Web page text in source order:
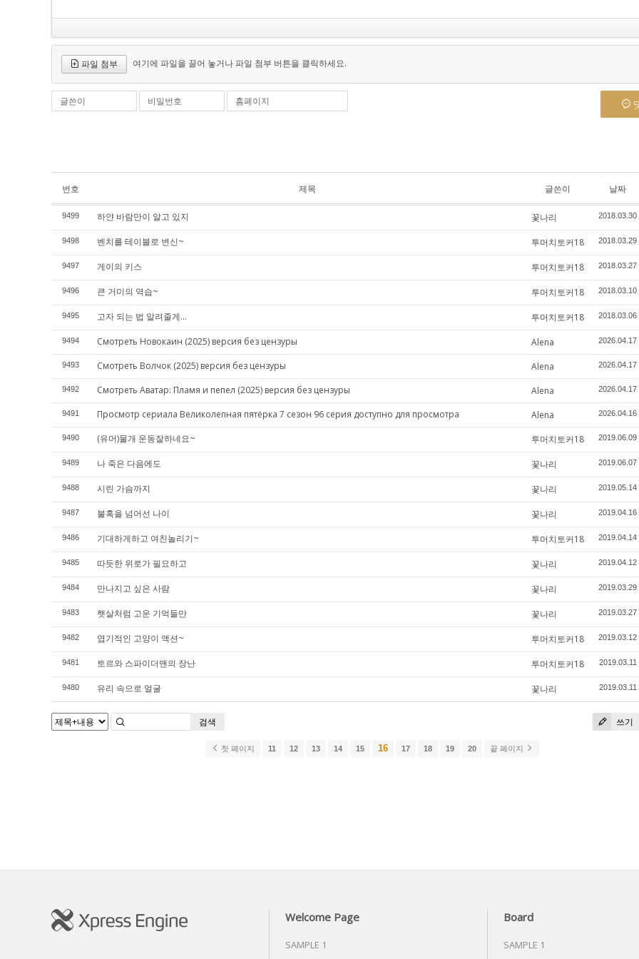
파일 첨부 여기에 파일을 끌어 놓거나 파일 첨부 버튼을 클릭하세요.
글쓴이 비밀번호 홈페이지
번호 제목 글쓴이 날짜
9499 하얀 바람만이 알고 있지 꽃나리 2018.03.30
9498 벤치를 테이블로 변신~ 투머치토커18 2018.03.29
9497 게이의 키스 투머치토커18 2018.03.27
9496 큰 거미의 역습~ 투머치토커18 2018.03.10
9495 고자 되는 법 알려줄게... 투머치토커18 2018.03.06
9494 Смотреть Новокаин (2025) версия без цензуры Alena 2026.04.17
9493 Смотреть Волчок (2025) версия без цензуры Alena 2026.04.17
9492 Смотреть Аватар: Пламя и пепел (2025) версия без цензуры Alena 2026.04.17
9491 Просмотр сериала Великолепная пятёрка 7 сезон 96 серия доступно для просмотра Alena 2026.04.16
9490 (유머)물개 운동잘하네요~ 투머치토커18 2019.06.09
9489 나 죽은 다음에도 꽃나리 2019.06.07
9488 시린 가슴까지 꽃나리 2019.05.14
9487 불혹을 넘어선 나이 꽃나리 2019.04.16
9486 기대하게하고 여친놀리기~ 투머치토커18 2019.04.14
9485 따듯한 위로가 필요하고 꽃나리 2019.04.12
9484 만나지고 싶은 사람 꽃나리 2019.03.29
9483 햇살처럼 고운 기억들만 꽃나리 2019.03.27
9482 엽기적인 고양이 액션~ 투머치토커18 2019.03.12
9481 토르와 스파이더맨의 장난 투머치토커18 2019.03.11
9480 유리 속으로 얼굴 꽃나리 2019.03.11
쓰기
검색
첫 페이지 11 12 13 14 15 16 17 18 19 20 끝 페이지
Welcome Page
SAMPLE 1
Board
SAMPLE 1